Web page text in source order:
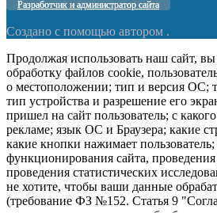
Разработчик и администратор сайта
Создано с помощью автором .
Продолжая использовать наш сайт, вы
обработку файлов cookie,
о местоположении; тип и версия ОС;
тип устройства и разрешение его
пришел на сайт пользователь; с
рекламе; язык ОС и Браузера; какие
какие кнопки нажимает
функционирования сайта, проведения
проведения статистических
не хотите, чтобы ваши данные
(требование ФЗ №152. Статья 9